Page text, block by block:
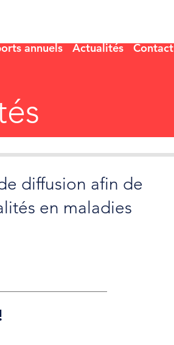
annuels Actualités Contact
diffusion afin de
en maladies